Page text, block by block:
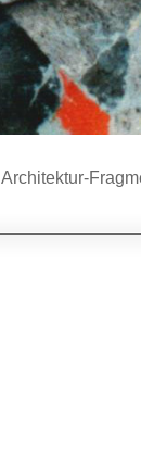
Architektur-